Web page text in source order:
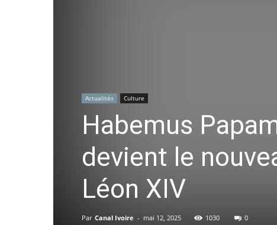
Actualités Culture
Habemus
devient le
Léon XIV
Par Canal Ivoire - mai 12, 2025 1030 0